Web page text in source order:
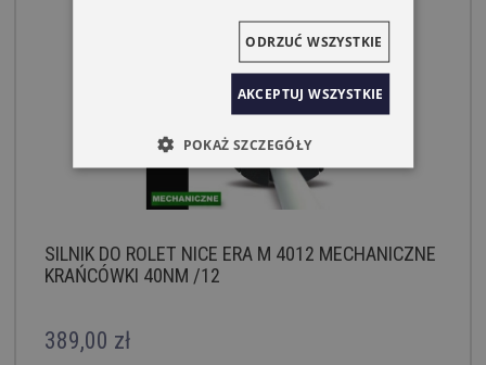
SILNIK DO ROLET NICE ERA M 4012 MECHANICZNE
KRAŃCÓWKI 40NM /12
389,00 zł
AKCEPTUJ WSZYSTKIE
ODRZUĆ WSZYSTKIE
POKAŻ SZCZEGÓŁY